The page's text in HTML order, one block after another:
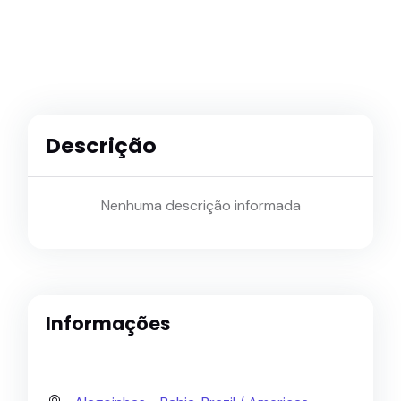
Descrição
Nenhuma descrição informada
Informações